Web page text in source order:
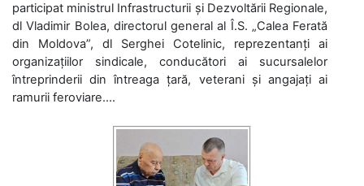
participat ministrul Infrastructurii și Dezvoltării Regionale,
dl Vladimir Bolea, directorul general al Î.S. „Calea Ferată
din Moldova”, dl Serghei Cotelinic, reprezentanți ai
organizațiilor sindicale, conducători ai sucursalelor
întreprinderii din întreaga țară, veterani și angajați ai
ramurii feroviare....